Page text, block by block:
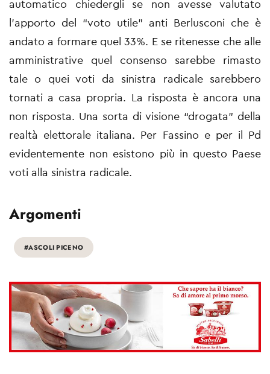
automatico chiedergli se non avesse valutato
l'apporto del “voto utile” anti Berlusconi che è
andato a formare quel 33%. E se ritenesse che alle
amministrative quel consenso sarebbe rimasto
tale o quei voti da sinistra radicale sarebbero
tornati a casa propria. La risposta è ancora una
non risposta. Una sorta di visione “drogata” della
realtà elettorale italiana. Per Fassino e per il Pd
evidentemente non esistono più in questo Paese
voti alla sinistra radicale.
Argomenti
#ASCOLI PICENO